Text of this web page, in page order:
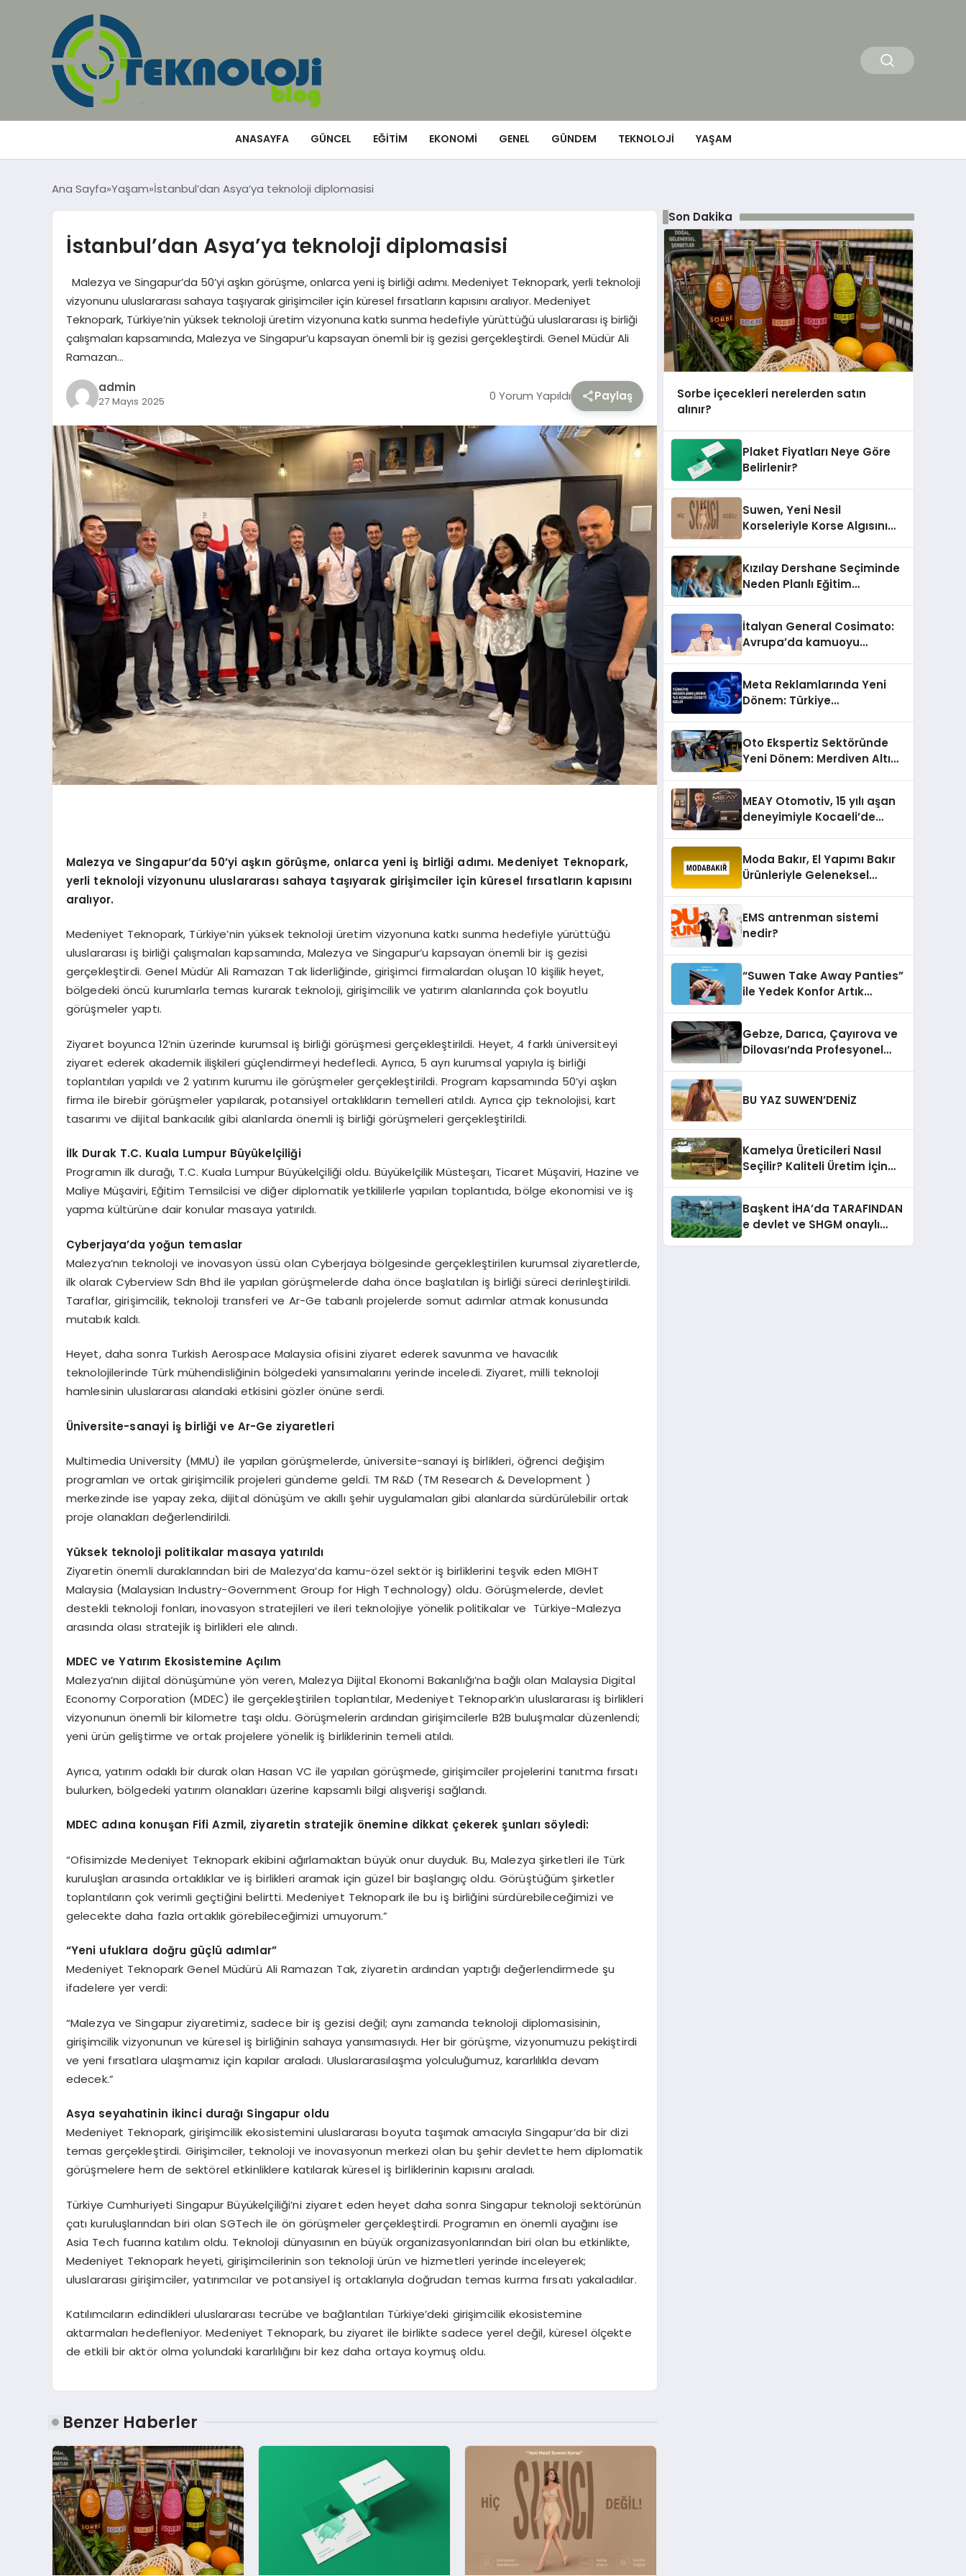
ANASAYFA GÜNCEL EĞITIM EKONOMI GENEL GÜNDEM TEKNOLOJI YAŞAM
Ana Sayfa Yaşam İstanbul’dan Asya’ya teknoloji diplomasisi
İstanbul’dan Asya’ya teknoloji diplomasisi
Malezya ve Singapur’da 50’yi aşkın görüşme, onlarca yeni iş birliği adımı. Medeniyet Teknopark, yerli teknoloji
vizyonunu uluslararası sahaya taşıyarak girişimciler için küresel fırsatların kapısını aralıyor. Medeniyet
Teknopark, Türkiye’nin yüksek teknoloji üretim vizyonuna katkı sunma hedefiyle yürüttüğü uluslararası iş birliği
çalışmaları kapsamında, Malezya ve Singapur’u kapsayan önemli bir iş gezisi gerçekleştirdi. Genel Müdür Ali
Ramazan…
admin
27 Mayıs 2025 0 Yorum Yapıldı Paylaş
Malezya ve Singapur’da 50’yi aşkın görüşme, onlarca yeni iş birliği adımı. Medeniyet Teknopark,
yerli teknoloji vizyonunu uluslararası sahaya taşıyarak girişimciler için küresel fırsatların kapısını
aralıyor.
Medeniyet Teknopark, Türkiye’nin yüksek teknoloji üretim vizyonuna katkı sunma hedefiyle yürüttüğü
uluslararası iş birliği çalışmaları kapsamında, Malezya ve Singapur’u kapsayan önemli bir iş gezisi
gerçekleştirdi. Genel Müdür Ali Ramazan Tak liderliğinde, girişimci firmalardan oluşan 10 kişilik heyet,
bölgedeki öncü kurumlarla temas kurarak teknoloji, girişimcilik ve yatırım alanlarında çok boyutlu
görüşmeler yaptı.
Ziyaret boyunca 12’nin üzerinde kurumsal iş birliği görüşmesi gerçekleştirildi. Heyet, 4 farklı üniversiteyi
ziyaret ederek akademik ilişkileri güçlendirmeyi hedefledi. Ayrıca, 5 ayrı kurumsal yapıyla iş birliği
toplantıları yapıldı ve 2 yatırım kurumu ile görüşmeler gerçekleştirildi. Program kapsamında 50’yi aşkın
firma ile birebir görüşmeler yapılarak, potansiyel ortaklıkların temelleri atıldı. Ayrıca çip teknolojisi, kart
tasarımı ve dijital bankacılık gibi alanlarda önemli iş birliği görüşmeleri gerçekleştirildi.
İlk Durak T.C. Kuala Lumpur Büyükelçiliği
Programın ilk durağı, T.C. Kuala Lumpur Büyükelçiliği oldu. Büyükelçilik Müsteşarı, Ticaret Müşaviri, Hazine ve
Maliye Müşaviri, Eğitim Temsilcisi ve diğer diplomatik yetkililerle yapılan toplantıda, bölge ekonomisi ve iş
yapma kültürüne dair konular masaya yatırıldı.
Cyberjaya’dayoğun temaslar
Malezya’nın teknoloji ve inovasyon üssü olan Cyberjaya bölgesinde gerçekleştirilen kurumsal ziyaretlerde,
ilk olarak Cyberview Sdn Bhd ile yapılan görüşmelerde daha önce başlatılan iş birliği süreci derinleştirildi.
Taraflar, girişimcilik, teknoloji transferi ve Ar-Ge tabanlı projelerde somut adımlar atmak konusunda
mutabık kaldı.
Heyet, daha sonra Turkish Aerospace Malaysia ofisini ziyaret ederek savunma ve havacılık
teknolojilerinde Türk mühendisliğinin bölgedeki yansımalarını yerinde inceledi. Ziyaret, milli teknoloji
hamlesinin uluslararası alandaki etkisini gözler önüne serdi.
Üniversite-sanayi iş birliği ve Ar-Ge ziyaretleri
Multimedia University (MMU) ile yapılan görüşmelerde, üniversite-sanayi iş birlikleri, öğrenci değişim
programları ve ortak girişimcilik projeleri gündeme geldi. TM R&D (TM Research & Development )
merkezinde ise yapay zeka, dijital dönüşüm ve akıllı şehir uygulamaları gibi alanlarda sürdürülebilir ortak
proje olanakları değerlendirildi.
Yüksek teknoloji politikalar masaya yatırıldı
Ziyaretin önemli duraklarından biri de Malezya’da kamu-özel sektör iş birliklerini teşvik eden MIGHT
Malaysia (Malaysian Industry-Government Group for High Technology) oldu. Görüşmelerde, devlet
destekli teknoloji fonları, inovasyon stratejileri ve ileri teknolojiye yönelik politikalar ve Türkiye-Malezya
arasında olası stratejik iş birlikleri ele alındı.
MDEC ve Yatırım Ekosistemine Açılım
Malezya’nın dijital dönüşümüne yön veren, Malezya Dijital Ekonomi Bakanlığı’na bağlı olan Malaysia Digital
Economy Corporation (MDEC) ile gerçekleştirilen toplantılar, Medeniyet Teknopark’ın uluslararası iş birlikleri
vizyonunun önemli bir kilometre taşı oldu. Görüşmelerin ardından girişimcilerle B2B buluşmalar düzenlendi;
yeni ürün geliştirme ve ortak projelere yönelik iş birliklerinin temeli atıldı.
Ayrıca, yatırım odaklı bir durak olan Hasan VC ile yapılan görüşmede, girişimciler projelerini tanıtma fırsatı
bulurken, bölgedeki yatırım olanakları üzerine kapsamlı bilgi alışverişi sağlandı.
MDEC adına konuşan Fifi Azmil, ziyaretin stratejik önemine dikkat çekerek şunları söyledi:
“Ofisimizde Medeniyet Teknopark ekibini ağırlamaktan büyük onur duyduk. Bu, Malezya şirketleri ile Türk
kuruluşları arasında ortaklıklar ve iş birlikleri aramak için güzel bir başlangıç oldu. Görüştüğüm şirketler
toplantıların çok verimli geçtiğini belirtti. Medeniyet Teknopark ile bu iş birliğini sürdürebileceğimizi ve
gelecekte daha fazla ortaklık görebileceğimizi umuyorum.”
“Yeni ufuklara doğru güçlü adımlar”
Medeniyet Teknopark Genel Müdürü Ali Ramazan Tak, ziyaretin ardından yaptığı değerlendirmede şu
ifadelere yer verdi:
“Malezya ve Singapur ziyaretimiz, sadece bir iş gezisi değil; aynı zamanda teknoloji diplomasisinin,
girişimcilik vizyonunun ve küresel iş birliğinin sahaya yansımasıydı. Her bir görüşme, vizyonumuzu pekiştirdi
ve yeni fırsatlara ulaşmamız için kapılar araladı. Uluslararasılaşma yolculuğumuz, kararlılıkla devam
edecek.”
Asya seyahatinin ikinci durağı Singapur oldu
Medeniyet Teknopark, girişimcilik ekosistemini uluslararası boyuta taşımak amacıyla Singapur’da bir dizi
temas gerçekleştirdi. Girişimciler, teknoloji ve inovasyonun merkezi olan bu şehir devlette hem diplomatik
görüşmelere hem de sektörel etkinliklere katılarak küresel iş birliklerinin kapısını araladı.
Türkiye Cumhuriyeti Singapur Büyükelçiliği’ni ziyaret eden heyet daha sonra Singapur teknoloji sektörünün
çatı kuruluşlarından biri olan SGTech ile ön görüşmeler gerçekleştirdi. Programın en önemli ayağını ise
Asia Tech fuarına katılım oldu. Teknoloji dünyasının en büyük organizasyonlarından biri olan bu etkinlikte,
Medeniyet Teknopark heyeti, girişimcilerinin son teknoloji ürün ve hizmetleri yerinde inceleyerek;
uluslararası girişimciler, yatırımcılar ve potansiyel iş ortaklarıyla doğrudan temas kurma fırsatı yakaladılar.
Katılımcıların edindikleri uluslararası tecrübe ve bağlantıları Türkiye’deki girişimcilik ekosistemine
aktarmaları hedefleniyor. Medeniyet Teknopark, bu ziyaret ile birlikte sadece yerel değil, küresel ölçekte
de etkili bir aktör olma yolundaki kararlılığını bir kez daha ortaya koymuş oldu.
Benzer Haberler
Son Dakika
Sorbe içecekleri nerelerden satın
alınır?
Plaket Fiyatları Neye Göre
Belirlenir?
Suwen, Yeni Nesil
Korseleriyle Korse Algısını
Kızılay Dershane Seçiminde
Neden Planlı Eğitim
İtalyan General Cosimato:
Avrupa’da kamuoyu
Meta Reklamlarında Yeni
Dönem: Türkiye
Oto Ekspertiz Sektöründe
Yeni Dönem: Merdiven Altı
MEAY Otomotiv, 15 yılı aşan
deneyimiyle Kocaeli’de
Moda Bakır, El Yapımı Bakır
Ürünleriyle Geleneksel
EMS antrenman sistemi
nedir?
“Suwen Take Away Panties”
ile Yedek Konfor Artık
Gebze, Darıca, Çayırova ve
Dilovası’nda Profesyonel
BU YAZ SUWEN’DENİZ
Kamelya Üreticileri Nasıl
Seçilir? Kaliteli Üretim İçin
Başkent İHA’da TARAFINDAN
e devlet ve SHGM onaylı